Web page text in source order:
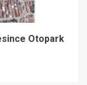
Otopark